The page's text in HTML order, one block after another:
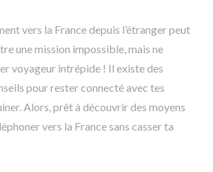
vers la France depuis l’étranger peut
une mission impossible, mais ne
voyageur intrépide ! Il existe des
pour rester connecté avec tes
Alors, prêt à découvrir des moyens
vers la France sans casser ta